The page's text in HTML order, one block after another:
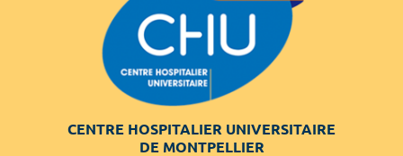
CENTRE HOSPITALIER UNIVERSITAIRE
DE MONTPELLIER